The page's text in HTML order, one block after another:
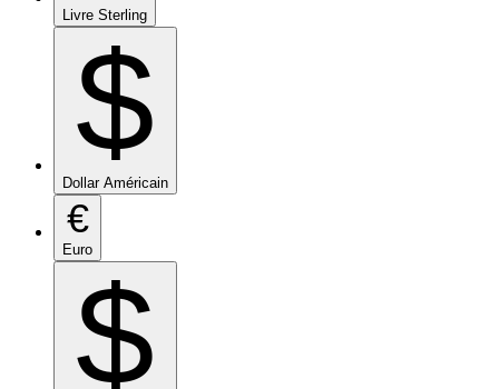
Livre Sterling
$
Dollar Américain
€
Euro
$